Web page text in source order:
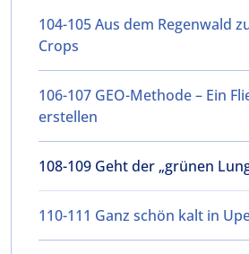
104-105 Aus dem Regenwald
Crops
106-107 GEO-Methode – Ein
erstellen
108-109 Geht der „grünen
110-111 Ganz schön kalt in